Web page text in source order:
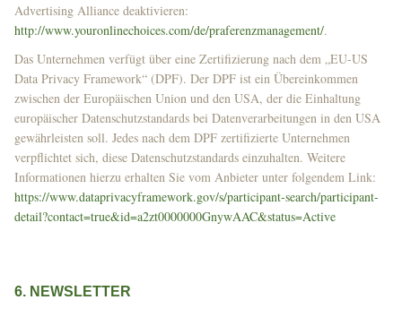
Advertising Alliance deaktivieren:
http://www.youronlinechoices.com/de/praferenzmanagement/.
Das Unternehmen verfügt über eine Zertifizierung nach dem „EU-US
Data Privacy Framework“ (DPF). Der DPF ist ein Übereinkommen
zwischen der Europäischen Union und den USA, der die Einhaltung
europäischer Datenschutzstandards bei Datenverarbeitungen in den USA
gewährleisten soll. Jedes nach dem DPF zertifizierte Unternehmen
verpflichtet sich, diese Datenschutzstandards einzuhalten. Weitere
Informationen hierzu erhalten Sie vom Anbieter unter folgendem Link:
https://www.dataprivacyframework.gov/s/participant-search/participant-
detail?contact=true&id=a2zt0000000GnywAAC&status=Active
6. NEWSLETTER